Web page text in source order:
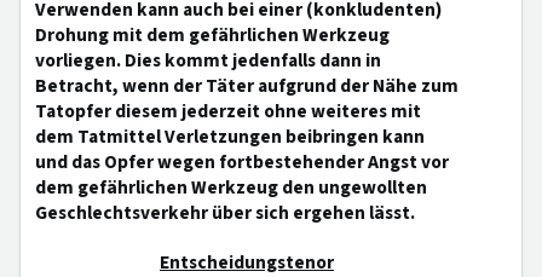
Verwenden kann auch bei einer (konkludenten)
Drohung mit dem gefährlichen Werkzeug
vorliegen. Dies kommt jedenfalls dann in
Betracht, wenn der Täter aufgrund der Nähe zum
Tatopfer diesem jederzeit ohne weiteres mit
dem Tatmittel Verletzungen beibringen kann
und das Opfer wegen fortbestehender Angst vor
dem gefährlichen Werkzeug den ungewollten
Geschlechtsverkehr über sich ergehen lässt.
Entscheidungstenor